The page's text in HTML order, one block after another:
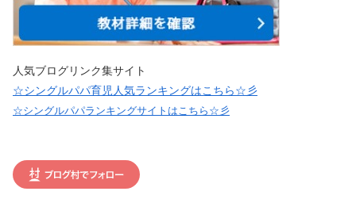
人気ブログリンク集サイト
☆シングルパパ育児人気ランキングはこちら☆彡
☆シングルパパランキングサイトはこちら☆彡